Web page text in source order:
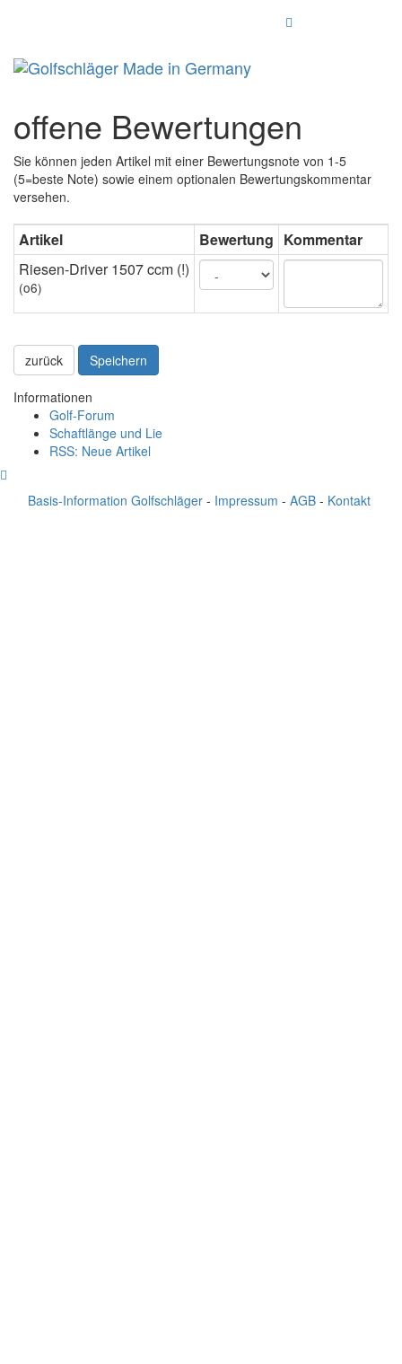
offene Bewertungen
Sie können jeden Artikel mit einer Bewertungsnote von 1-5
(5=beste Note) sowie einem optionalen Bewertungskommentar
versehen.
Artikel Bewertung Kommentar
Riesen-Driver 1507 ccm (!)
(o6)
zurück Speichern
Informationen
Golf-Forum
Schaftlänge und Lie
RSS: Neue Artikel
Basis-Information Golfschläger - Impressum - AGB - Kontakt